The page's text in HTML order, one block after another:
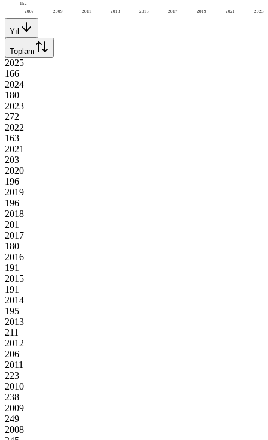
2007 2009 2011 2013 2015 2017 2019 2021 2023
152
Yıl
Toplam
2025
166
2024
180
2023
272
2022
163
2021
203
2020
196
2019
196
2018
201
2017
180
2016
191
2015
191
2014
195
2013
211
2012
206
2011
223
2010
238
2009
249
2008